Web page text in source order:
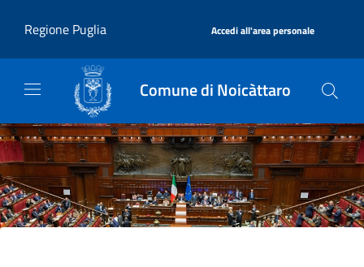
Regione Puglia
Accedi all'area personale
Comune di Noicàttaro